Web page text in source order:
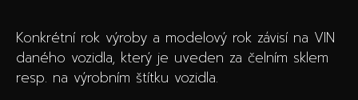
Konkrétní rok výroby a modelový rok závisí na VIN
daného vozidla, který je uveden za čelním sklem
resp. na výrobním štítku vozidla.